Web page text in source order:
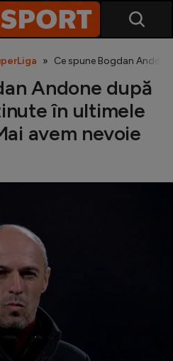
Ce spune Bogdan
Andone după
în ultimele
avem nevoie